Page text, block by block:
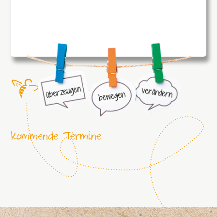
Kommende Termine